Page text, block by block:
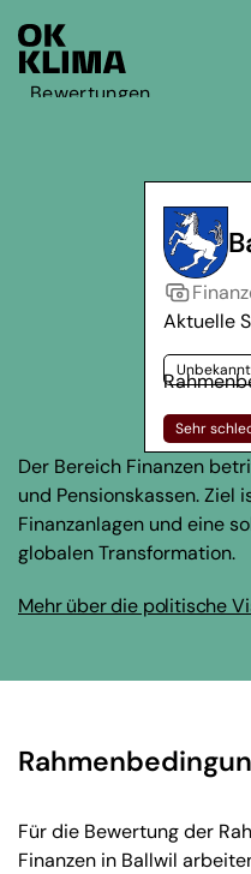
Bewertungen
Aktuelle
Unbekannt
Sehr
Der Bereich Finanzen
und Pensionskassen. Ziel
Finanzanlagen und eine
globalen Transformation.
Mehr über die politische
Für die Bewertung der
Finanzen in Ballwil